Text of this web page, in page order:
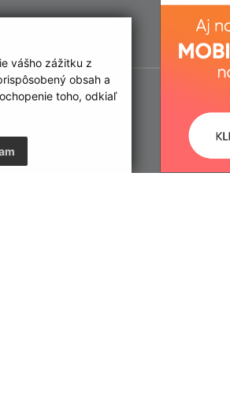
vášho zážitku z
obsah a
toho, odkiaľ